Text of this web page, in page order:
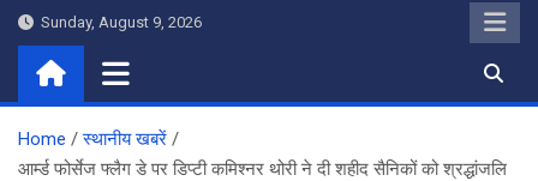
Skip
content
Sunday, August 9, 2026
Home
स्थानीय खबरें
आर्म्ड फोर्सेज फ्लैग डे पर डिप्टी कमिश्नर थोरी ने दी शहीद सैनिकों को श्रद्धांजलि